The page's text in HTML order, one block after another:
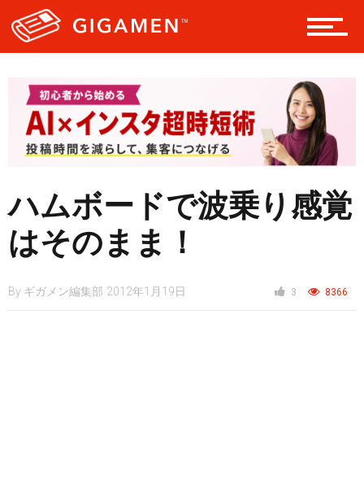
テック
レジャー
スタイル
仮想通貨
ハムボードで波乗り感覚
はそのまま！
By ギガメン編集部 2012年1月19日 3 8366